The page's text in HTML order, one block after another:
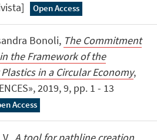
Open Access
Bonoli, The Commitment
the Framework of the
in a Circular Economy,
2019, 9, pp. 1 - 13
Access
A tool for pathline creation